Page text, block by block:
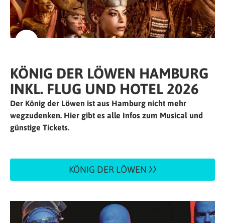
KÖNIG DER LÖWEN HAMBURG
INKL. FLUG UND HOTEL 2026
Der König der Löwen ist aus Hamburg nicht mehr
wegzudenken. Hier gibt es alle Infos zum Musical und
günstige Tickets.
KÖNIG DER LÖWEN